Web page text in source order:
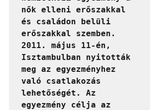
nők elleni erőszakkal
és családon belüli
erőszakkal szemben.
2011. május 11-én,
Isztambulban nyitották
meg az egyezményhez
való csatlakozás
lehetőségét. Az
egyezmény célja az